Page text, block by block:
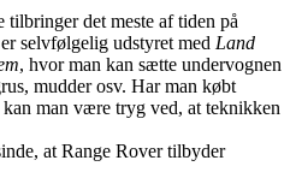
det meste af tiden på
selvfølgelig udstyret med Land
, hvor man kan sætte undervognen
mudder osv. Har man købt
man være tryg ved, at teknikken
at Range Rover tilbyder